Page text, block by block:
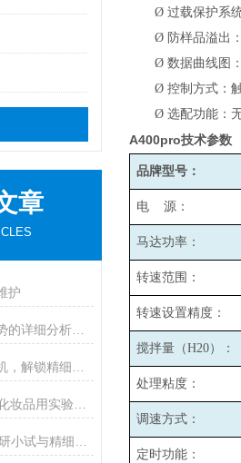
章
护
Ø 过载保护系
Ø 防样品溢出
Ø 数据曲线图
Ø 控制方式：
Ø 选配功能：
A400pro技术参数
品牌型号：
电 源：
马达功率：
转速范围：
转速设置精度：
搅拌量（H20）：
处理粘度：
调速方式：
定时功能：